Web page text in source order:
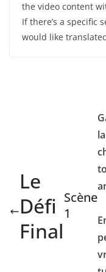
the video content
If there’s a specific
would like
Le
Défi
Final
Scène
1